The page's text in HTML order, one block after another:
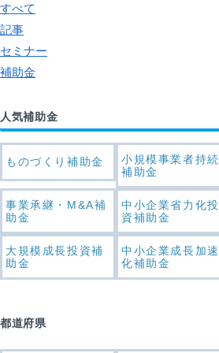
すべて
記事
セミナー
補助金
人気補助金
ものづくり補助金
小規模事業者持続
補助金
事業承継・M&A補
助金
中小企業省力化投
資補助金
大規模成長投資補
助金
中小企業成長加速
化補助金
都道府県